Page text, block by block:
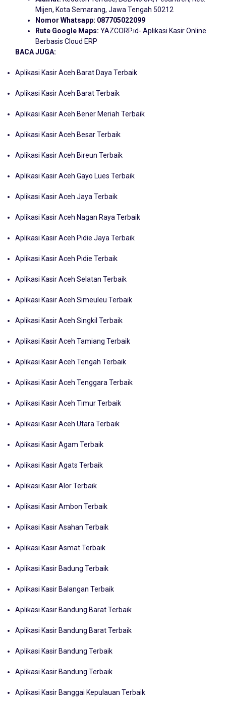
Mijen, Kota Semarang, Jawa Tengah 50212
Nomor Whatsapp: 087705022099
Rute Google Maps: YAZCORP.id- Aplikasi Kasir Online
Berbasis Cloud ERP
BACA JUGA:
Aplikasi Kasir Aceh Barat Daya Terbaik
Aplikasi Kasir Aceh Barat Terbaik
Aplikasi Kasir Aceh Bener Meriah Terbaik
Aplikasi Kasir Aceh Besar Terbaik
Aplikasi Kasir Aceh Bireun Terbaik
Aplikasi Kasir Aceh Gayo Lues Terbaik
Aplikasi Kasir Aceh Jaya Terbaik
Aplikasi Kasir Aceh Nagan Raya Terbaik
Aplikasi Kasir Aceh Pidie Jaya Terbaik
Aplikasi Kasir Aceh Pidie Terbaik
Aplikasi Kasir Aceh Selatan Terbaik
Aplikasi Kasir Aceh Simeuleu Terbaik
Aplikasi Kasir Aceh Singkil Terbaik
Aplikasi Kasir Aceh Tamiang Terbaik
Aplikasi Kasir Aceh Tengah Terbaik
Aplikasi Kasir Aceh Tenggara Terbaik
Aplikasi Kasir Aceh Timur Terbaik
Aplikasi Kasir Aceh Utara Terbaik
Aplikasi Kasir Agam Terbaik
Aplikasi Kasir Agats Terbaik
Aplikasi Kasir Alor Terbaik
Aplikasi Kasir Ambon Terbaik
Aplikasi Kasir Asahan Terbaik
Aplikasi Kasir Asmat Terbaik
Aplikasi Kasir Badung Terbaik
Aplikasi Kasir Balangan Terbaik
Aplikasi Kasir Bandung Barat Terbaik
Aplikasi Kasir Bandung Barat Terbaik
Aplikasi Kasir Bandung Terbaik
Aplikasi Kasir Bandung Terbaik
Aplikasi Kasir Banggai Kepulauan Terbaik